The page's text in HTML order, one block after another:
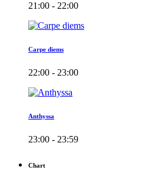
21:00 - 22:00
Carpe diems
22:00 - 23:00
Anthyssa
23:00 - 23:59
Chart